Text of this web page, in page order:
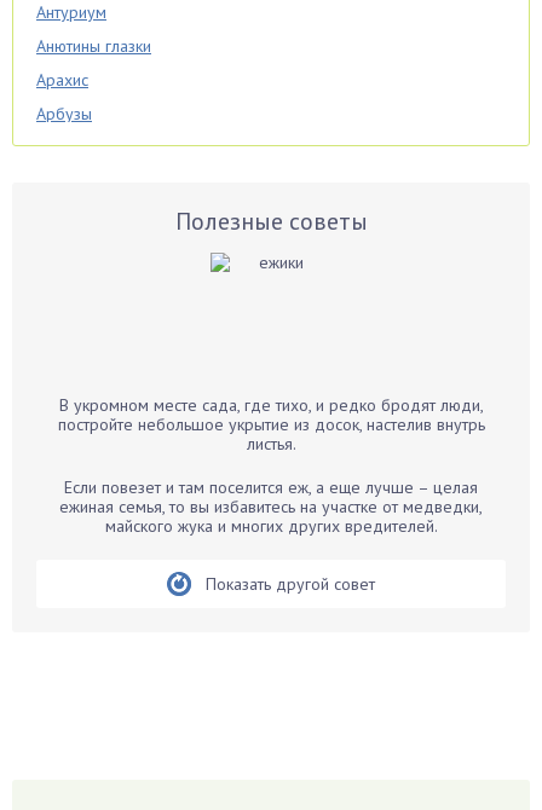
Антуриум
Анютины глазки
Арахис
Арбузы
Аспарагус
Бархатцы
Белые грибы
Бирючина
Полезные советы
В укромном месте сада, где тихо, и редко бродят люди,
постройте небольшое укрытие из досок, настелив внутрь
листья.
Если повезет и там поселится еж, а еще лучше – целая
ежиная семья, то вы избавитесь на участке от медведки,
майского жука и многих других вредителей.
Показать другой совет